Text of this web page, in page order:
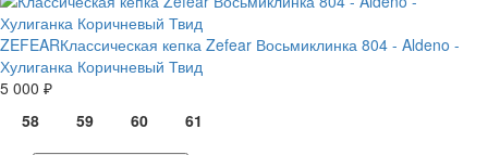
ZEFEARКлассическая кепка Zefear Восьмиклинка 804 - Aldeno -
Хулиганка Коричневый Твид
5 000 ₽
58
59 60 61